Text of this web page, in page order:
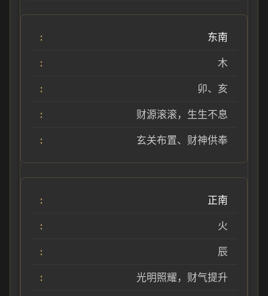
东南
木
卯、亥
财源滚滚，生生不息
玄关布置、财神供奉
正南
火
辰
光明照耀，财气提升